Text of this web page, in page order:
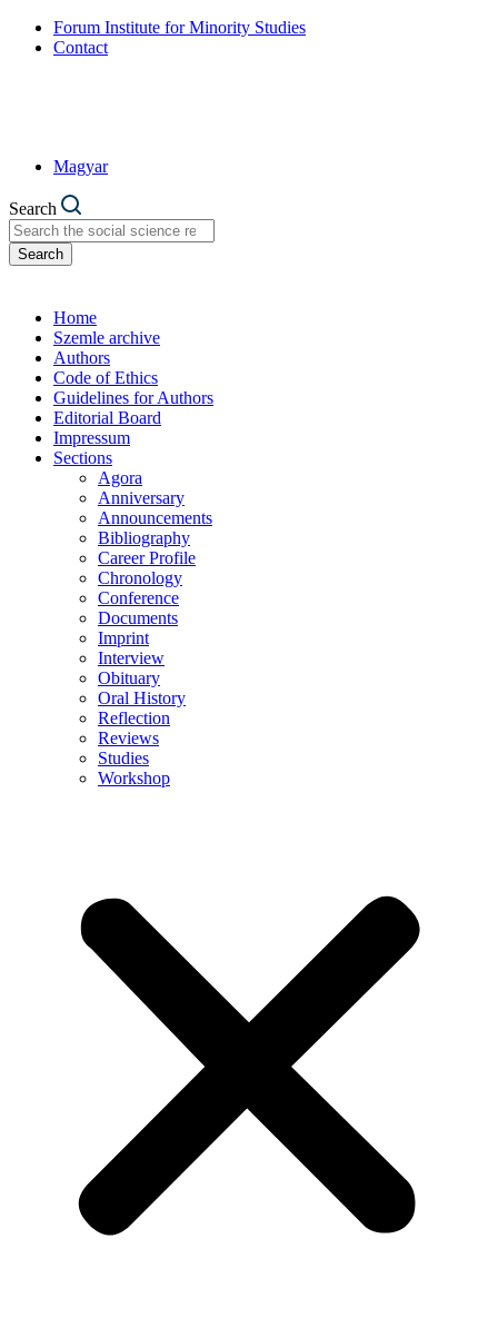
Forum Institute for Minority Studies
Contact
Magyar
Search
Search
Home
Szemle archive
Authors
Code of Ethics
Guidelines for Authors
Editorial Board
Impressum
Sections
Agora
Anniversary
Announcements
Bibliography
Career Profile
Chronology
Conference
Documents
Imprint
Interview
Obituary
Oral History
Reflection
Reviews
Studies
Workshop